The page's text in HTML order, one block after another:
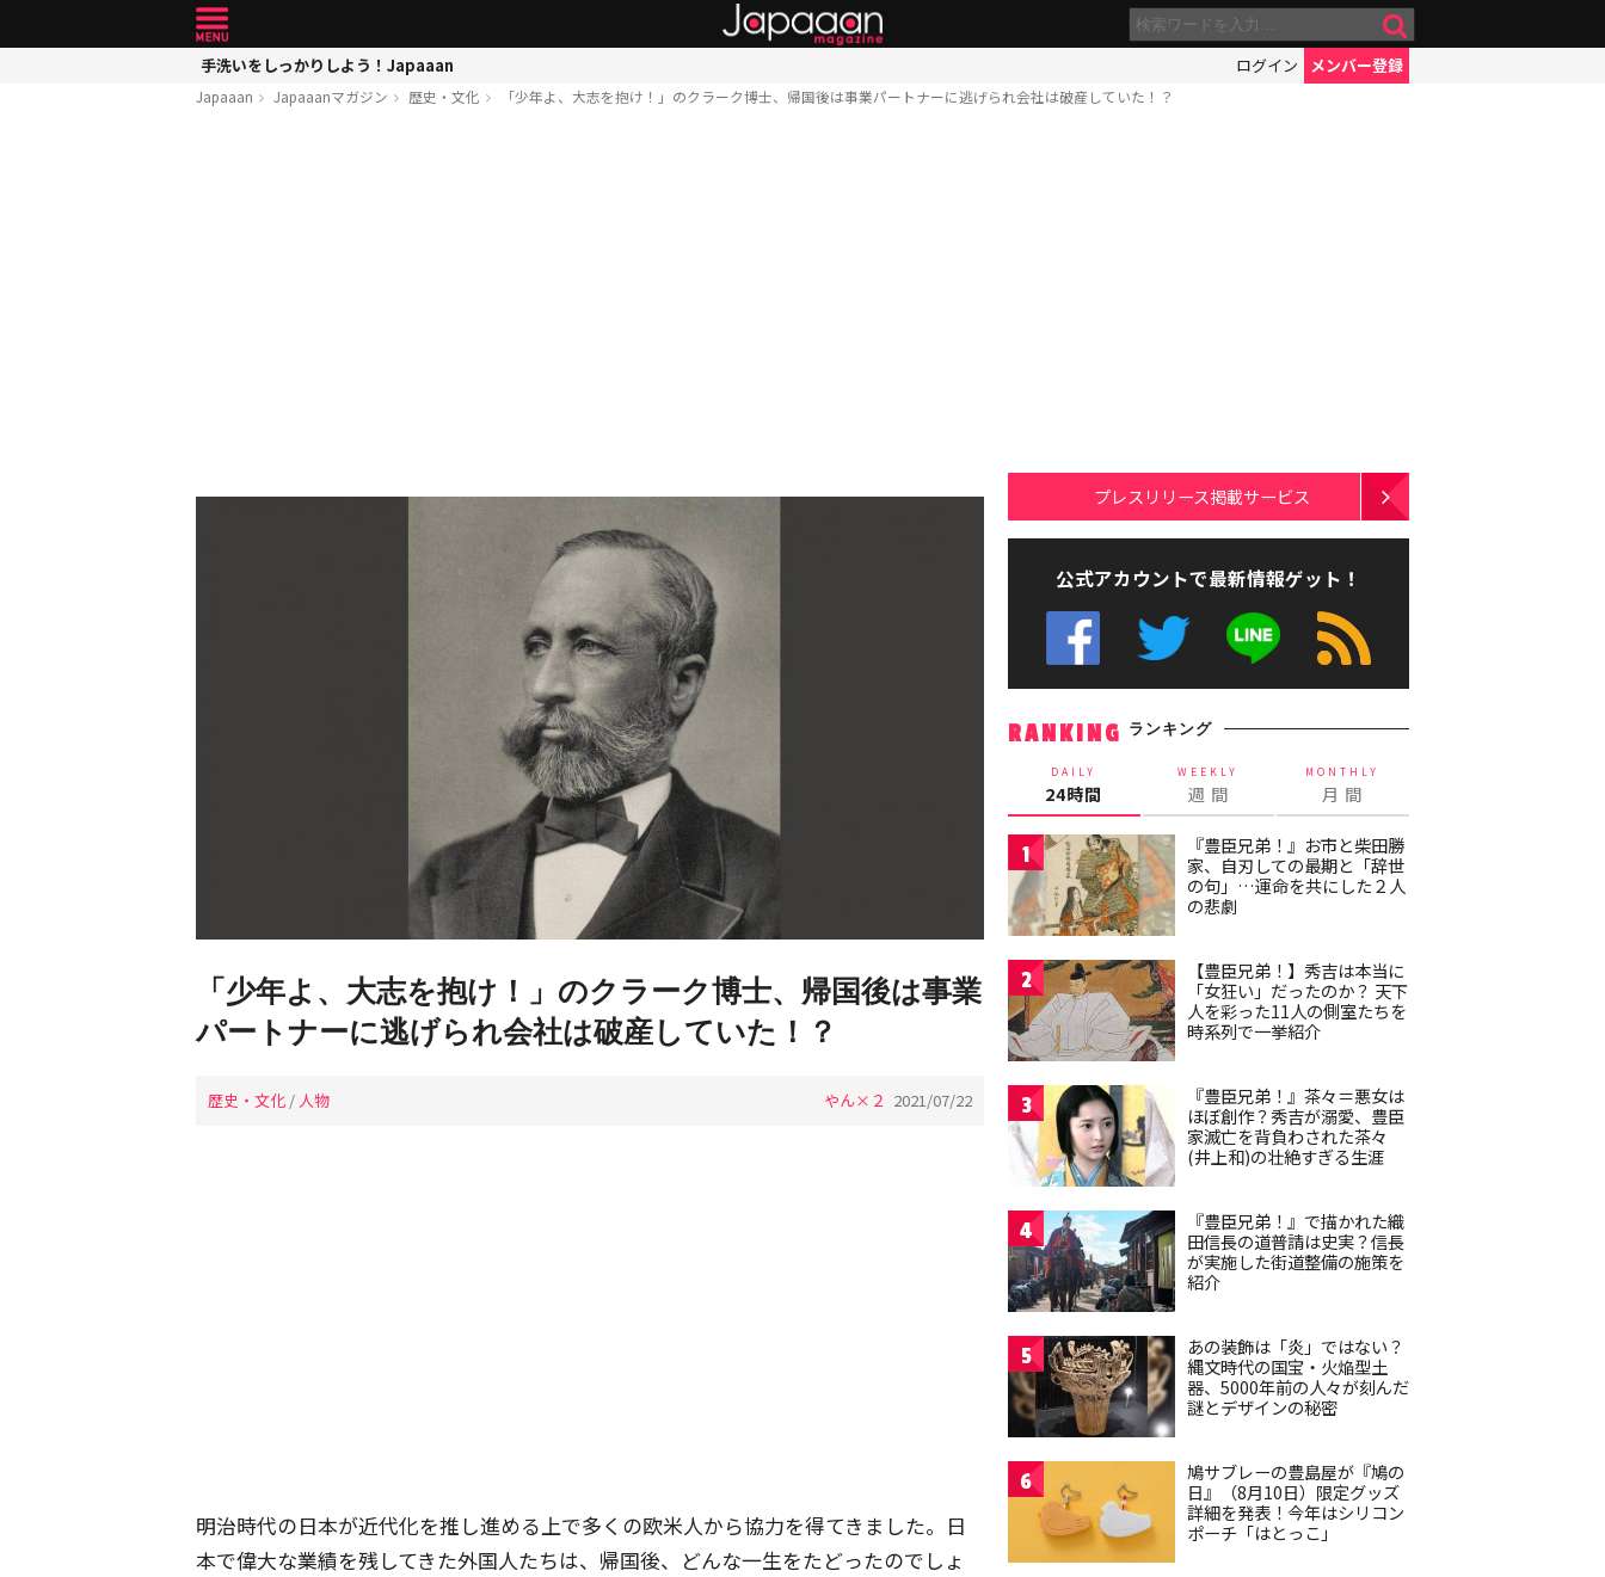
手洗いをしっかりしよう！Japaaan ログイン メンバー登録
Japaaan Japaaanマガジン 歴史・文化 「少年よ、大志を抱け！」のクラーク博士、帰国後は事業パートナーに逃げられ会社は破産していた！？
「少年よ、大志を抱け！」のクラーク博士、帰国後は事業
パートナーに逃げられ会社は破産していた！？
歴史・文化 / 人物 やん×２ 2021/07/22
明治時代の日本が近代化を推し進める上で多くの欧米人から協力を得てきました。日
本で偉大な業績を残してきた外国人たちは、帰国後、どんな一生をたどったのでしょ
プレスリリース掲載サービス
公式アカウントで最新情報ゲット！
RANKING ランキング
DAILY
24時間
WEEKLY
週 間
MONTHLY
月 間
1
『豊臣兄弟！』お市と柴田勝
家、自刃しての最期と「辞世
の句」…運命を共にした２人
の悲劇
2
【豊臣兄弟！】秀吉は本当に
「女狂い」だったのか？ 天下
人を彩った11人の側室たちを
時系列で一挙紹介
3
『豊臣兄弟！』茶々＝悪女は
ほぼ創作？秀吉が溺愛、豊臣
家滅亡を背負わされた茶々
(井上和)の壮絶すぎる生涯
4
『豊臣兄弟！』で描かれた織
田信長の道普請は史実？信長
が実施した街道整備の施策を
紹介
5
あの装飾は「炎」ではない？
縄文時代の国宝・火焔型土
器、5000年前の人々が刻んだ
謎とデザインの秘密
6
鳩サブレーの豊島屋が『鳩の
日』（8月10日）限定グッズ
詳細を発表！今年はシリコン
ポーチ「はとっこ」